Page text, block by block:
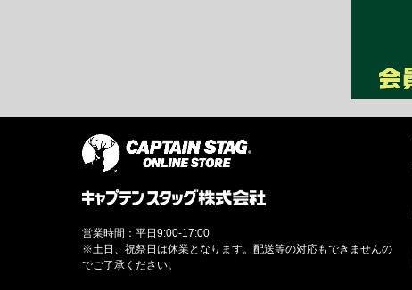
営業時間：平日9:00-17:00
※土日、祝祭日は休業となります。配送等の対応もできませんの
でご了承ください。